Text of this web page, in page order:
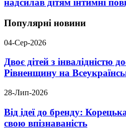
надсилав дітям інтимні
Популярні новини
04-Сер-2026
Двоє дітей з інвалідністю
Рівненщину на
28-Лип-2026
Від ідеї до бренду:
свою впізнаваність